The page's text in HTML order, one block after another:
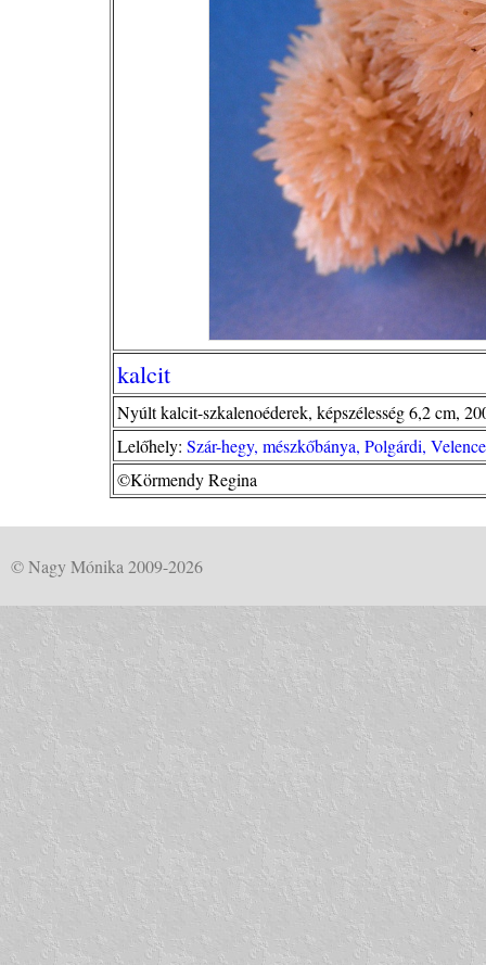
kalcit
Nyúlt kalcit-szkalenoéderek, képszélesség 6,2 cm,
Lelőhely: Szár-hegy, mészkőbánya, Polgárdi,
©Körmendy Regina
© Nagy Mónika 2009-2026